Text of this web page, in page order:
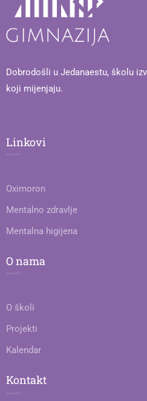
Dobrodošli u Jedanaestu, školu
koji mijenjaju.
Linkovi
Oximoron
Mentalno zdravlje
Mentalna higijena
O nama
O školi
Projekti
Kalendar
Kontakt